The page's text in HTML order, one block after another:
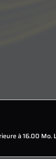
à 16.00 Mo.